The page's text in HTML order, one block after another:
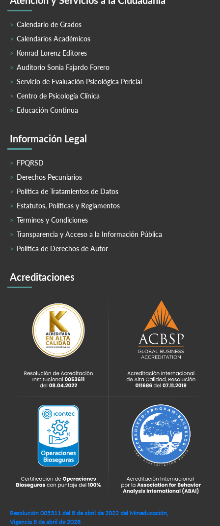
Calendario de Grados
Calendarios Académicos
Konrad Lorenz Editores
Auditorio Sonia Fajardo Forero
Servicio de Evaluación Psicológica Pericial
Centro de Psicología Clínica
Educación Continua
Información Legal
FPQRSD
Derechos Pecuniarios
Política de Tratamientos de Datos
Estatutos, Políticas y Reglamentos
Términos y Condiciones
Transparencia y Acceso a la Información Pública
Política de Derechos de Autor
Acreditaciones
Resolución 005311 del 8 de abril de 2022 del Mineducación,
Vigencia 8 de abril de 2028